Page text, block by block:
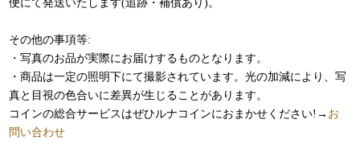
便にて発送いたします(追跡・補償あり)。
その他の事項等:
・写真のお品が実際にお届けするものとなります。
・商品は一定の照明下にて撮影されています。光の加減により、写
真と目視の色合いに差異が生じることがあります。
コインの総合サービスはぜひルナコインにおまかせください!→ お
問い合わせ